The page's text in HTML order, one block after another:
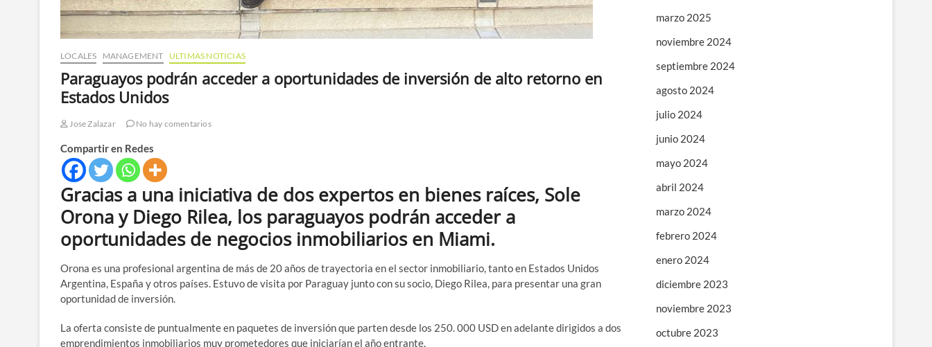
LOCALES MANAGEMENT ULTIMAS NOTICIAS
Paraguayos podrán acceder a oportunidades de inversión de alto retorno en
Estados Unidos
Jose Zalazar No hay comentarios
Compartir en Redes
Gracias a una iniciativa de dos expertos en bienes raíces, Sole
Orona y Diego Rilea, los paraguayos podrán acceder a
oportunidades de negocios inmobiliarios en Miami.
Orona es una profesional argentina de más de 20 años de trayectoria en el sector inmobiliario, tanto en Estados Unidos
Argentina, España y otros países. Estuvo de visita por Paraguay junto con su socio, Diego Rilea, para presentar una gran
oportunidad de inversión.
La oferta consiste de puntualmente en paquetes de inversión que parten desde los 250. 000 USD en adelante dirigidos a dos
emprendimientos inmobiliarios muy prometedores que iniciarían el año entrante.
marzo 2025
noviembre 2024
septiembre 2024
agosto 2024
julio 2024
junio 2024
mayo 2024
abril 2024
marzo 2024
febrero 2024
enero 2024
diciembre 2023
noviembre 2023
octubre 2023